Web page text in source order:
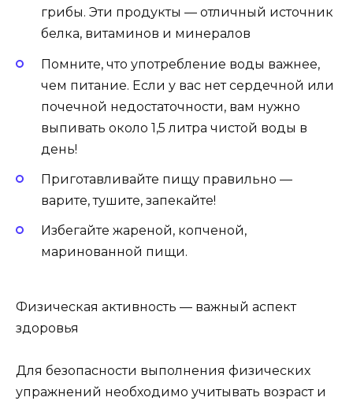
грибы. Эти продукты — отличный источник
белка, витаминов и минералов
Помните, что употребление воды важнее,
чем питание. Если у вас нет сердечной или
почечной недостаточности, вам нужно
выпивать около 1,5 литра чистой воды в
день!
Приготавливайте пищу правильно —
варите, тушите, запекайте!
Избегайте жареной, копченой,
маринованной пищи.
Физическая активность — важный аспект
здоровья
Для безопасности выполнения физических
упражнений необходимо учитывать возраст и